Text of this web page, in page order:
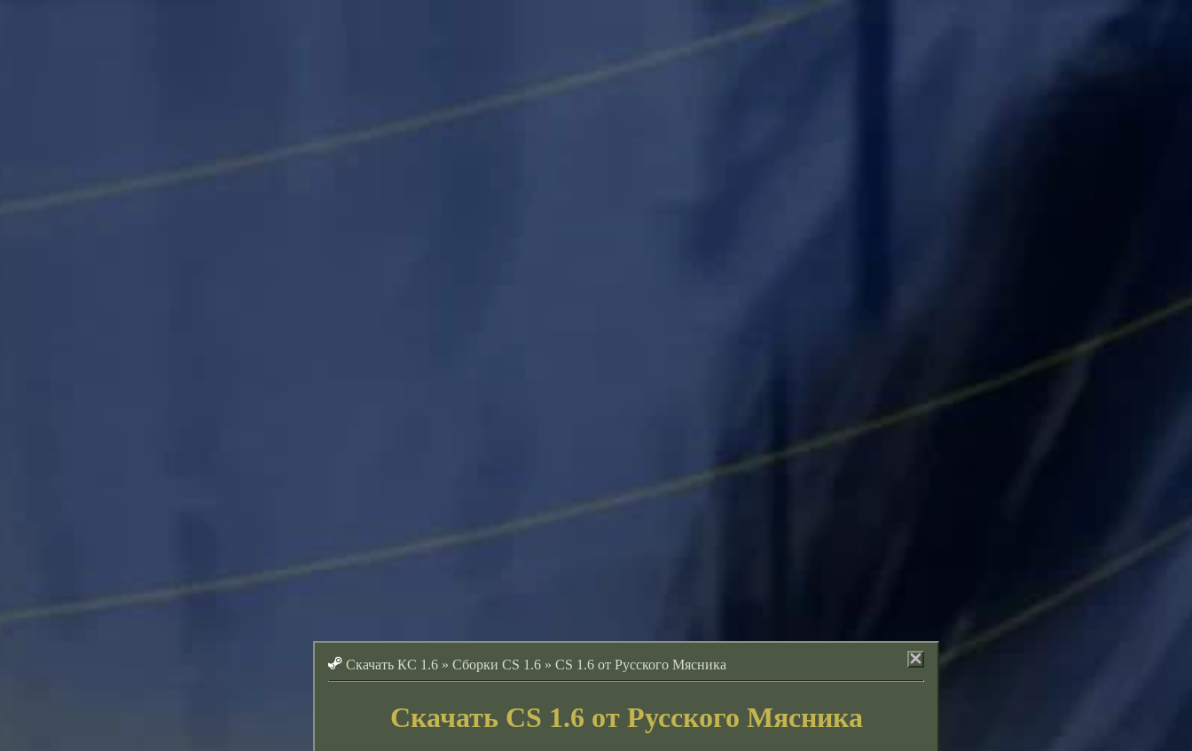
Скачать КС 1.6 » Сборки CS 1.6 » CS 1.6 от Русского Мясника
Скачать CS 1.6 от Русского Мясника